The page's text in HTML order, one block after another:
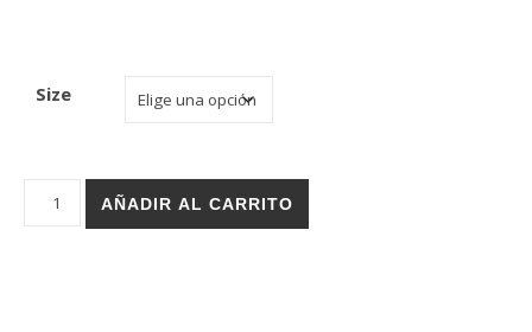
Size
Holz skateboard deck - Leroy Phy Wanda cantidad
AÑADIR AL CARRITO